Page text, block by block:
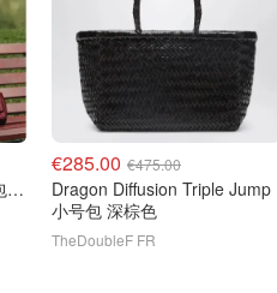
Burberry Strand 中号手提包 酒红色
€285.00 €475.00
Dragon Diffusion Triple Jump
小号包 深棕色
TheDoubleF FR